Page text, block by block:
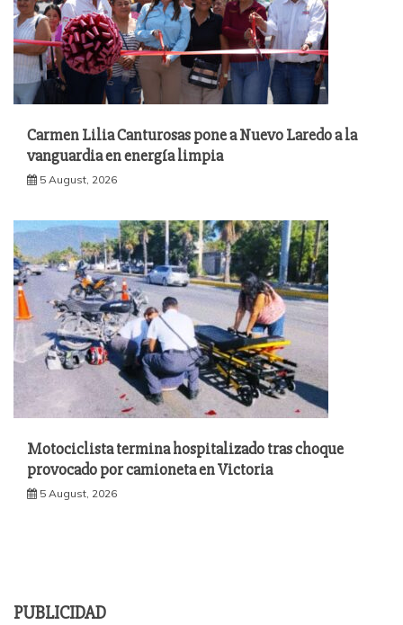
Carmen Lilia Canturosas pone a Nuevo Laredo a la
vanguardia en energía limpia
5 August, 2026
Motociclista termina hospitalizado tras choque
provocado por camioneta en Victoria
5 August, 2026
PUBLICIDAD